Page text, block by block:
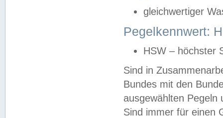
gleichwertiger
Pegelkennwert:
HSW – höchster
Sind in
Bundes mit den
ausgewählten
Sind immer für einen